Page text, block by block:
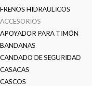
FRENOS HIDRAULICOS
ACCESORIOS
APOYADOR PARA TIMÓN
BANDANAS
CANDADO DE SEGURIDAD
CASACAS
CASCOS